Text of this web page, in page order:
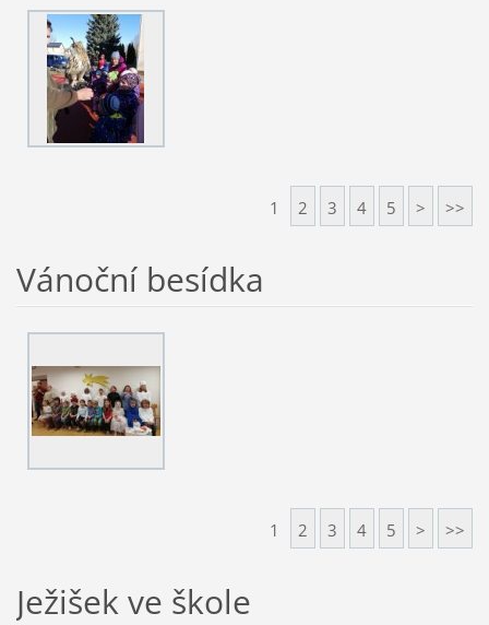
1 2 3 4 5 > >>
Vánoční besídka
1 2 3 4 5 > >>
Ježišek ve škole